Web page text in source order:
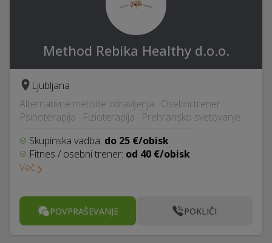
Method Rebika Healthy d.o.o.
Ljubljana
Alternativne metode zdravljenja · Osebni trener ·
Psihoterapija · Fizioterapija · Prehransko svetovanje
Skupinska vadba: do 25 €/obisk
Fitnes / osebni trener: od 40 €/obisk
Več
POVPRAŠEVANJE POKLIČI